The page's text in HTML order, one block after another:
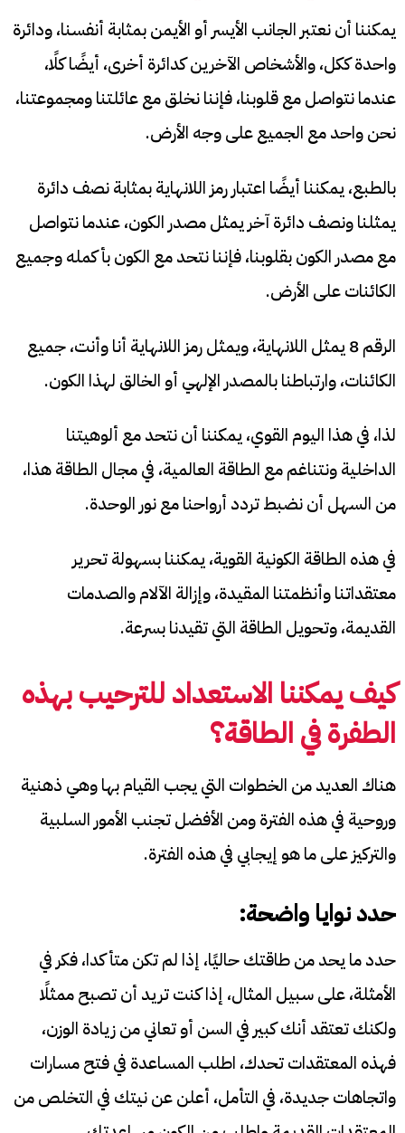
يمكننا أن نعتبر الجانب الأيسر أو الأيمن بمثابة أنفسنا، ودائرة
واحدة ككل، والأشخاص الآخرين كدائرة أخرى، أيضًا كلًا،
عندما نتواصل مع قلوبنا، فإننا نخلق مع عائلتنا ومجموعتنا،
نحن واحد مع الجميع على وجه الأرض.
بالطبع، يمكننا أيضًا اعتبار رمز اللانهاية بمثابة نصف دائرة
يمثلنا ونصف دائرة آخر يمثل مصدر الكون، عندما نتواصل
مع مصدر الكون بقلوبنا، فإننا نتحد مع الكون بأكمله وجميع
الكائنات على الأرض.
الرقم 8 يمثل اللانهاية، ويمثل رمز اللانهاية أنا وأنت، جميع
الكائنات، وارتباطنا بالمصدر الإلهي أو الخالق لهذا الكون.
لذا، في هذا اليوم القوي، يمكننا أن نتحد مع ألوهيتنا
الداخلية ونتناغم مع الطاقة العالمية، في مجال الطاقة هذا،
من السهل أن نضبط تردد أرواحنا مع نور الوحدة.
في هذه الطاقة الكونية القوية، يمكننا بسهولة تحرير
معتقداتنا وأنظمتنا المقيدة، وإزالة الآلام والصدمات
القديمة، وتحويل الطاقة التي تقيدنا بسرعة.
كيف يمكننا الاستعداد للترحيب بهذه
الطفرة في الطاقة؟
هناك العديد من الخطوات التي يجب القيام بها وهي ذهنية
وروحية في هذه الفترة ومن الأفضل تجنب الأمور السلبية
والتركيز على ما هو إيجابي في هذه الفترة.
حدد نوايا واضحة:
حدد ما يحد من طاقتك حاليًا، إذا لم تكن متأكدا، فكر في
الأمثلة، على سبيل المثال، إذا كنت تريد أن تصبح ممثلًا
ولكنك تعتقد أنك كبير في السن أو تعاني من زيادة الوزن،
فهذه المعتقدات تحدك، اطلب المساعدة في فتح مسارات
واتجاهات جديدة، في التأمل، أعلن عن نيتك في التخلص من